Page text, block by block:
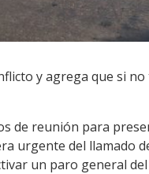
y agrega que si
de reunión para
urgente del llamado
un paro general del